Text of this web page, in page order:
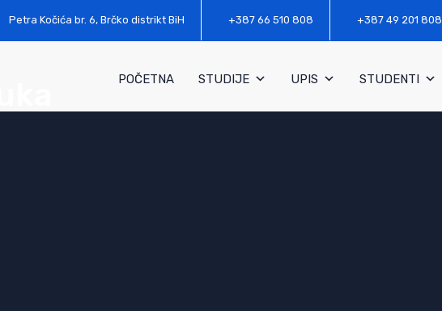
Petra Kočića br. 6, Brčko distrikt BiH +387 66 510 808 +387 49 201 808
POČETNA STUDIJE UPIS STUDENTI